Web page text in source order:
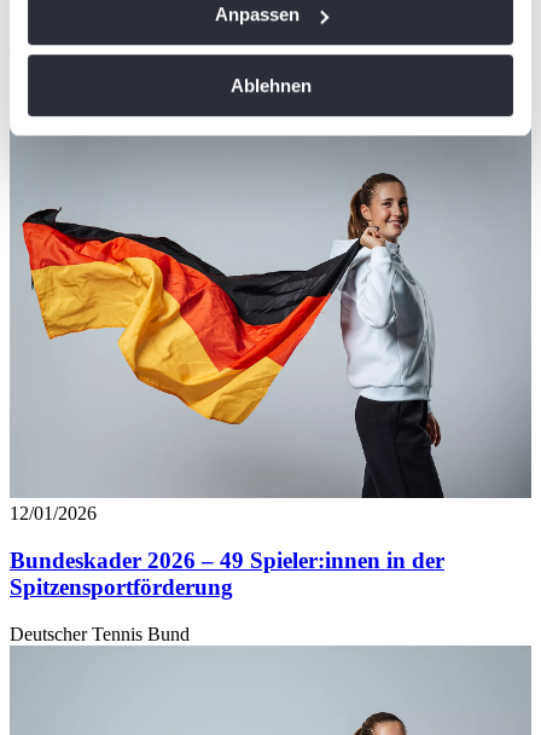
Wenn Sie es erlauben, würden wir auch gerne:
Erfahren Sie mehr darüber, wie Ihre persönlichen Daten
verarbeitet werden, und legen Sie Ihre Präferenzen im
Abschnitt Einzelheiten
Wir verwenden Cookies, um Inhalte und Anzeigen zu
personalisieren, Funktionen für soziale Medien anbieten
zu können und die Zugriffe auf unsere Website zu
analysieren. Außerdem geben wir Informationen zu Ihrer
Verwendung unserer Website an unsere Partner für
soziale Medien, Werbung und Analysen weiter. Unsere
Partner führen diese Informationen möglicherweise mit
weiteren Daten zusammen, die Sie ihnen bereitgestellt
gesammelt haben. DieCookie-Einstellungenkönnen
jederzeit über den Link im Footer aufgerufen und
angepasst werden.
Anpassen
Ablehnen
Ähnliche News
12/01/2026
Bundeskader 2026 – 49 Spieler:innen in der
Spitzensportförderung
Deutscher Tennis Bund